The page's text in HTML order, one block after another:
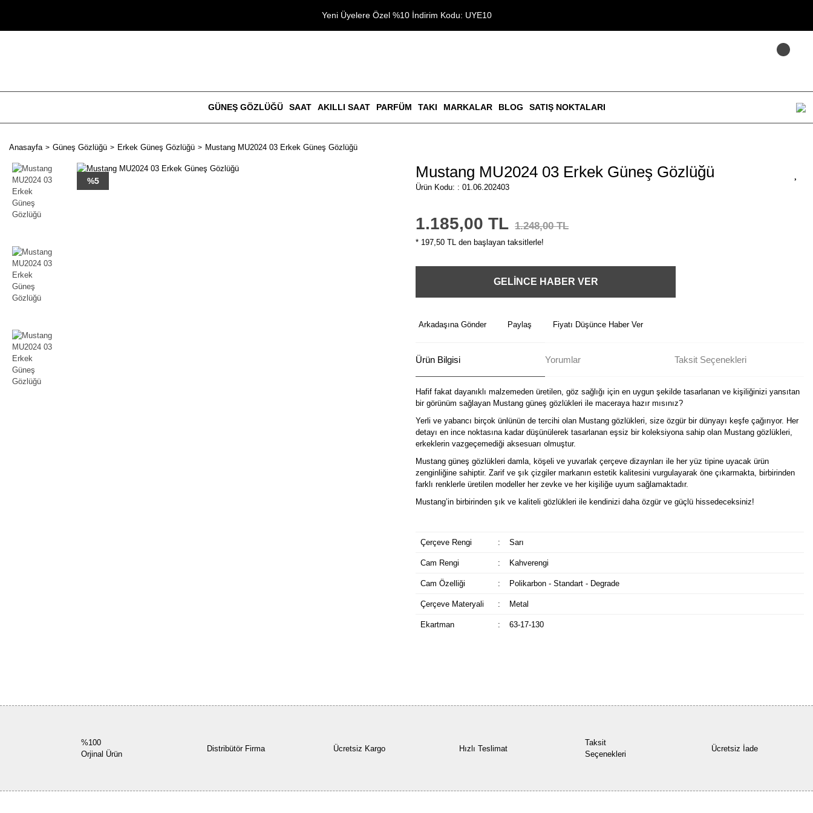
Yeni Üyelere Özel %10 İndirim Kodu: UYE10
GÜNEŞ GÖZLÜĞÜ SAAT AKILLI SAAT PARFÜM TAKI MARKALAR BLOG SATIŞ NOKTALARI
Anasayfa Güneş Gözlüğü Erkek Güneş Gözlüğü Mustang MU2024 03 Erkek Güneş Gözlüğü
%5 Mustang MU2024 03 Erkek Güneş Gözlüğü
Ürün Kodu: : 01.06.202403
1.185,00 TL 1.248,00 TL
* 197,50 TL den başlayan taksitlerle!
GELİNCE HABER VER
Arkadaşına Gönder Paylaş Fiyatı Düşünce Haber Ver
Ürün Bilgisi Yorumlar Taksit Seçenekleri
Hafif fakat dayanıklı malzemeden üretilen, göz sağlığı için en uygun şekilde tasarlanan ve kişiliğinizi yansıtan
bir görünüm sağlayan Mustang güneş gözlükleri ile maceraya hazır mısınız?
Yerli ve yabancı birçok ünlünün de tercihi olan Mustang gözlükleri, size özgür bir dünyayı keşfe çağırıyor. Her
detayı en ince noktasına kadar düşünülerek tasarlanan eşsiz bir koleksiyona sahip olan Mustang gözlükleri,
erkeklerin vazgeçemediği aksesuarı olmuştur.
Mustang güneş gözlükleri damla, köşeli ve yuvarlak çerçeve dizaynları ile her yüz tipine uyacak ürün
zenginliğine sahiptir. Zarif ve şık çizgiler markanın estetik kalitesini vurgulayarak öne çıkarmakta, birbirinden
farklı renklerle üretilen modeller her zevke ve her kişiliğe uyum sağlamaktadır.
Mustang’in birbirinden şık ve kaliteli gözlükleri ile kendinizi daha özgür ve güçlü hissedeceksiniz!
Çerçeve Rengi : Sarı
Cam Rengi : Kahverengi
Cam Özelliği : Polikarbon - Standart - Degrade
Çerçeve Materyali : Metal
Ekartman : 63-17-130
%100
Orjinal Ürün
Distribütör Firma Ücretsiz Kargo Hızlı Teslimat
Taksit
Seçenekleri
Ücretsiz İade